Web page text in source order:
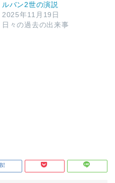
ルバン2世の演説
2025年11月19日
日々の過去の出来事